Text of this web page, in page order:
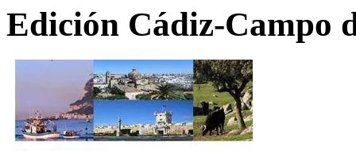
Edición Cádiz-Campo